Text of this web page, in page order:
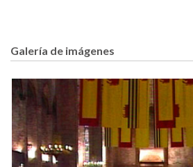
Galería de imágenes